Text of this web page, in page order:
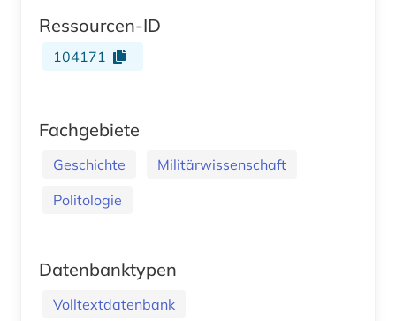
Ressourcen-ID
104171
Fachgebiete
Geschichte
Militärwissenschaft
Politologie
Datenbanktypen
Volltextdatenbank